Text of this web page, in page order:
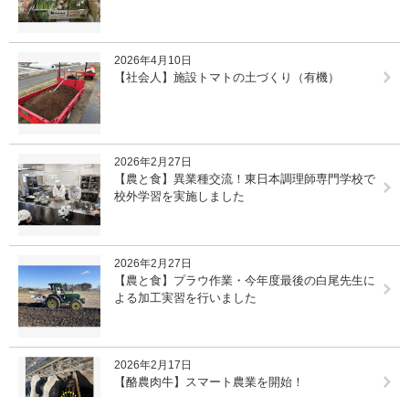
2026年4月10日
【社会人】施設トマトの土づくり（有機）
2026年2月27日
【農と食】異業種交流！東日本調理師専門学校で
校外学習を実施しました
2026年2月27日
【農と食】プラウ作業・今年度最後の白尾先生に
よる加工実習を行いました
2026年2月17日
【酪農肉牛】スマート農業を開始！